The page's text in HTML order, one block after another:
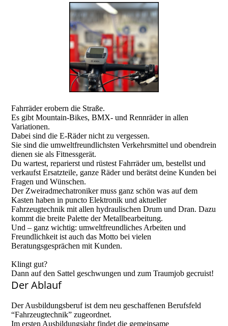
Fahrräder erobern die Straße.
Es gibt Mountain-Bikes, BMX- und Rennräder in allen
Variationen.
Dabei sind die E-Räder nicht zu vergessen.
Sie sind die umweltfreundlichsten Verkehrsmittel und obendrein
dienen sie als Fitnessgerät.
Du wartest, reparierst und rüstest Fahrräder um, bestellst und
verkaufst Ersatzteile, ganze Räder und berätst deine Kunden bei
Fragen und Wünschen.
Der Zweiradmechatroniker muss ganz schön was auf dem
Kasten haben in puncto Elektronik und aktueller
Fahrzeugtechnik mit allen hydraulischen Drum und Dran. Dazu
kommt die breite Palette der Metallbearbeitung.
Und – ganz wichtig: umweltfreundliches Arbeiten und
Freundlichkeit ist auch das Motto bei vielen
Beratungsgesprächen mit Kunden.
Klingt gut?
Dann auf den Sattel geschwungen und zum Traumjob gecruist!
Der Ablauf
Der Ausbildungsberuf ist dem neu geschaffenen Berufsfeld
“Fahrzeugtechnik” zugeordnet.
Im ersten Ausbildungsjahr findet die gemeinsame